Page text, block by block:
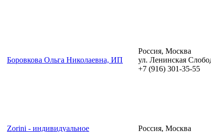
Боровкова Ольга Николаевна, ИП
Россия, Москва
ул. Ленинская
+7 (916) 301-35-55
Zorini - индивидуальное Россия, Москва